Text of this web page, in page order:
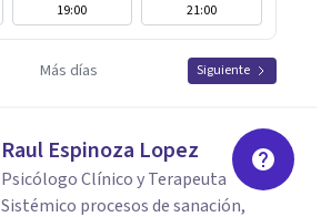
19:00 21:00
Más días Siguiente
Raul Espinoza Lopez
Psicólogo Clínico y Terapeuta
Sistémico procesos de sanación,